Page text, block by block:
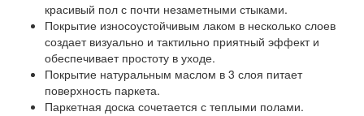
красивый пол с почти незаметными стыками.
Покрытие износоустойчивым лаком в несколько слоев
создает визуально и тактильно приятный эффект и
обеспечивает простоту в уходе.
Покрытие натуральным маслом в 3 слоя питает
поверхность паркета.
Паркетная доска сочетается с теплыми полами.